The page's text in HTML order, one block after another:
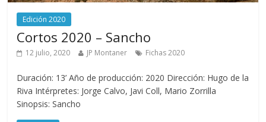
Edición 2020
Cortos 2020 – Sancho
12 julio, 2020 JP Montaner Fichas 2020
Duración: 13’ Año de producción: 2020 Dirección: Hugo de la
Riva Intérpretes: Jorge Calvo, Javi Coll, Mario Zorrilla
Sinopsis: Sancho